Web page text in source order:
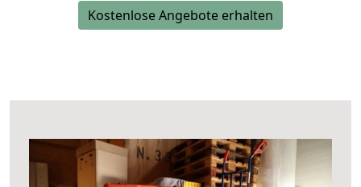
Kostenlose Angebote erhalten